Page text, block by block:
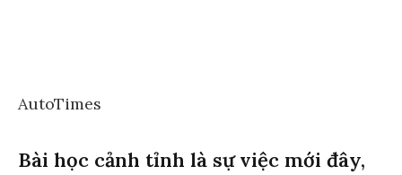
AutoTimes
Bài học cảnh tỉnh là sự việc mới đây,